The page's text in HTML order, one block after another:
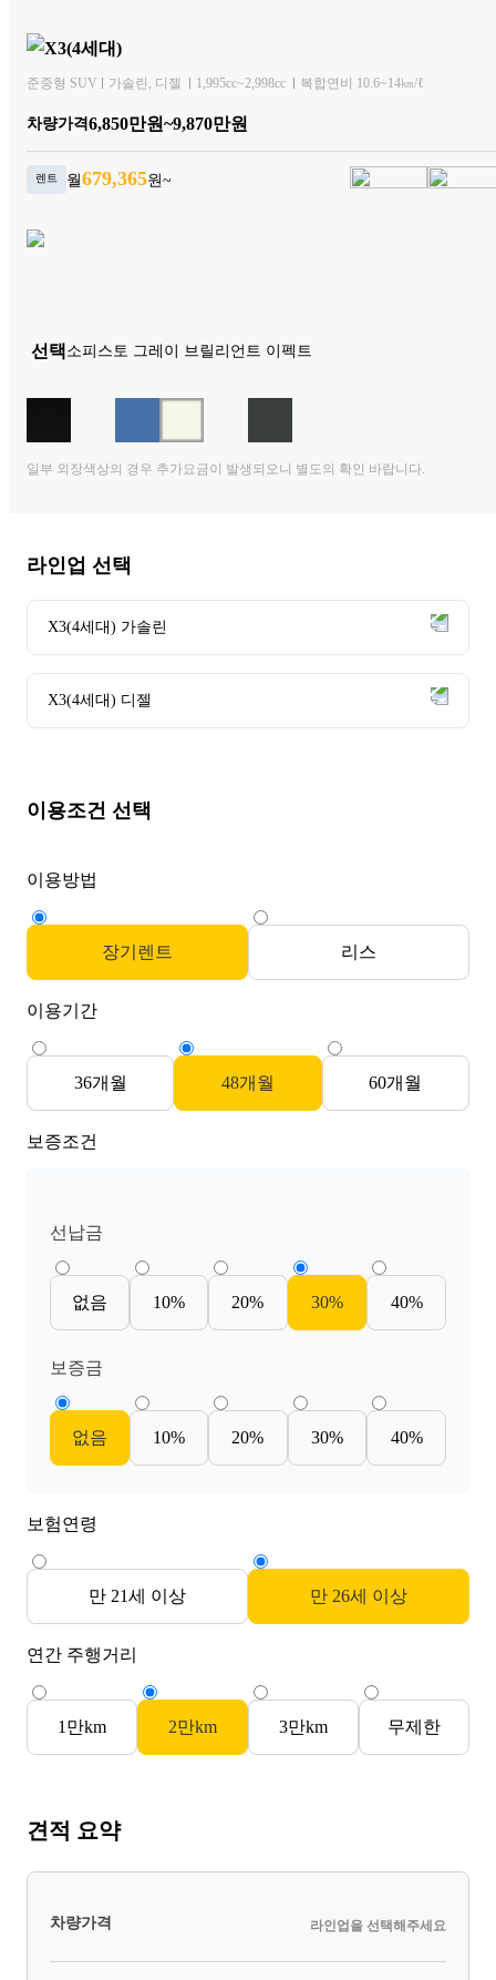
X3(4세대)
준중형 SUV 가솔린 디젤 1,995cc~2,998cc 복합연비 10.6~14㎞/ℓ
차량가격6,850만원~9,870만원
렌트 월679,365원~
 선택 소피스토 그레이 브릴리언트 이펙트
일부 외장색상의 경우 추가요금이 발생되오니 별도의 확인 바랍니다.
라인업 선택
X3(4세대) 가솔린
X3(4세대) 디젤
이용조건 선택
이용방법
장기렌트 리스
이용기간
36개월 48개월 60개월
보증조건
선납금
없음 10% 20% 30% 40%
보증금
없음 10% 20% 30% 40%
보험연령
만 21세 이상 만 26세 이상
연간 주행거리
1만km 2만km 3만km 무제한
견적 요약
차량가격 라인업을 선택해주세요